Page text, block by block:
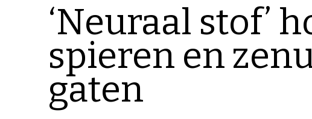
‘Neuraal stof’
spieren en
gaten